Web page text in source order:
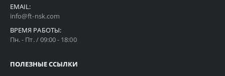
EMAIL:
info@ft-nsk.com
ВРЕМЯ РАБОТЫ:
Пн. - Пт. / 09:00 - 18:00
ПОЛЕЗНЫЕ ССЫЛКИ